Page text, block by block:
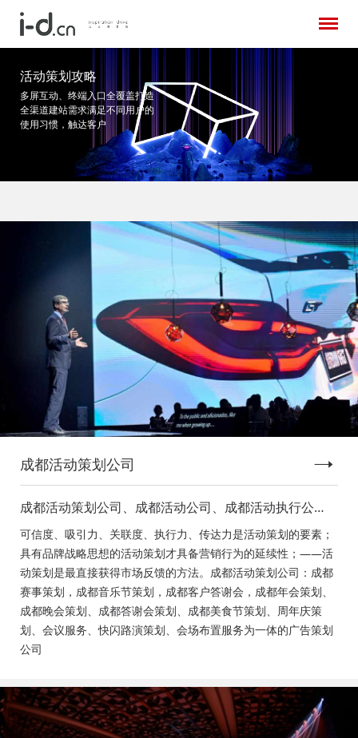
活动策划攻略
多屏互动、终端入口全覆盖打造
全渠道建站需求满足不同用户的
使用习惯，触达客户
成都活动策划公司
成都活动策划公司、成都活动公司、成都活动执行公
司、成都庆典活动策划公司、成都发布会策划公司、成
都音乐节策划公司、成都年会活动策划
可信度、吸引力、关联度、执行力、传达力是活动策划的要素；
具有品牌战略思想的活动策划才具备营销行为的延续性；——活
动策划是最直接获得市场反馈的方法。成都活动策划公司：成都
赛事策划，成都音乐节策划，成都客户答谢会，成都年会策划、
成都晚会策划、成都答谢会策划、成都美食节策划、周年庆策
划、会议服务、快闪路演策划、会场布置服务为一体的广告策划
公司